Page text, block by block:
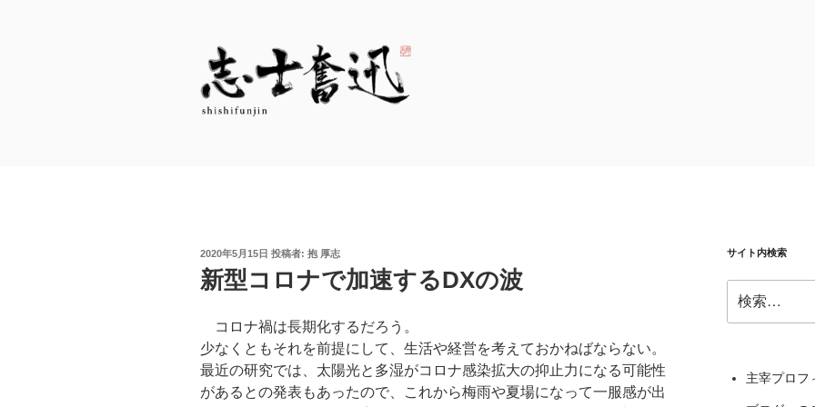
投
稿
日:
2020年5月15日 投稿者: 抱 厚志
新型コロナで加速するDXの波
コロナ禍は長期化するだろう。
少なくともそれを前提にして、生活や経営を考えておかねばならない。
最近の研究では、太陽光と多湿がコロナ感染拡大の抑止力になる可能性
があるとの発表もあったので、これから梅雨や夏場になって一服感が出
サイト内検索
索:
主宰プロフ